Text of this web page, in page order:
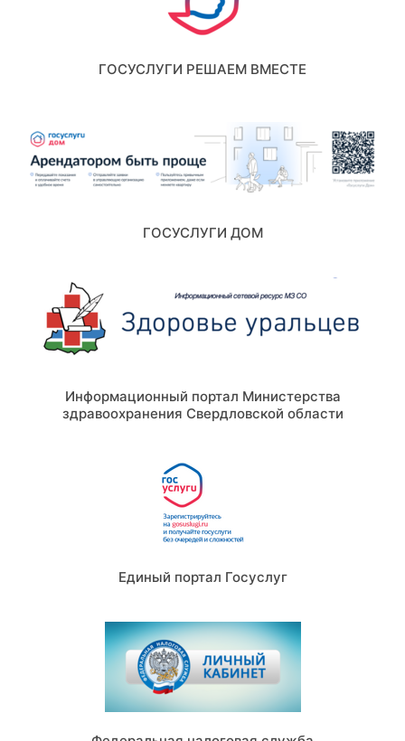
ГОСУСЛУГИ РЕШАЕМ ВМЕСТЕ
ГОСУСЛУГИ ДОМ
Информационный портал Министерства
здравоохранения Свердловской области
Единый портал Госуслуг